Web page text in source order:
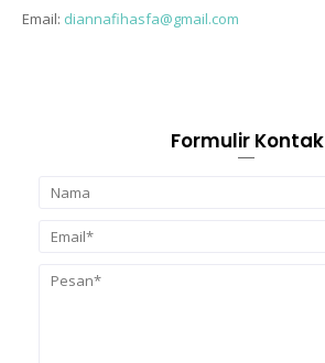
Email: diannafihasfa@gmail.com
Formulir Kontak